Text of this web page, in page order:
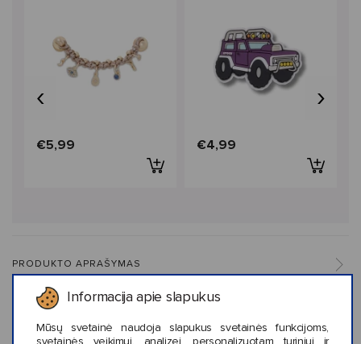
Informacija apie slapukus
Mūsų svetainė naudoja slapukus svetainės funkcijoms,
svetainės veikimui, analizei, personalizuotam turiniui ir
€5,99 €4,99
‹ ›
PRODUKTO APRAŠYMAS
PRIEŽIŪROS INFORMACIJA